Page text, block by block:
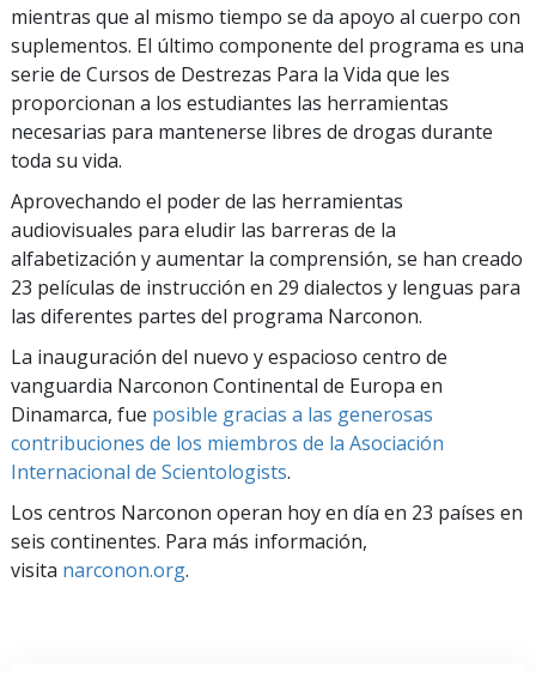
mientras que al mismo tiempo se da apoyo al cuerpo con
suplementos. El último componente del programa es una
serie de Cursos de Destrezas Para la Vida que les
proporcionan a los estudiantes las herramientas
necesarias para mantenerse libres de drogas durante
toda su vida.
Aprovechando el poder de las herramientas
audiovisuales para eludir las barreras de la
alfabetización y aumentar la comprensión, se han creado
23 películas de instrucción en 29 dialectos y lenguas para
las diferentes partes del programa Narconon.
La inauguración del nuevo y espacioso centro de
vanguardia Narconon Continental de Europa en
Dinamarca, fue posible gracias a las generosas
contribuciones de los miembros de la Asociación
Internacional de Scientologists.
Los centros Narconon operan hoy en día en 23 países en
seis continentes. Para más información,
visita narconon.org.